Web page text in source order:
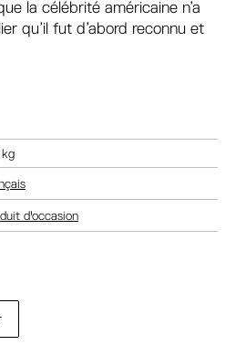
la célébrité américaine n’a
qu’il fut d’abord reconnu et
d'occasion